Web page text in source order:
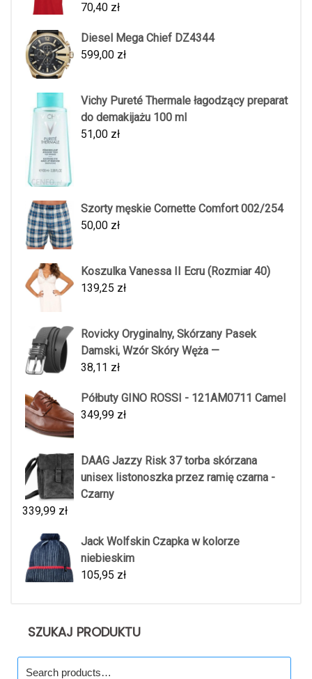
70,40 zł
Diesel Mega Chief DZ4344
599,00 zł
Vichy Pureté Thermale łagodzący preparat
do demakijażu 100 ml
51,00 zł
Szorty męskie Cornette Comfort 002/254
50,00 zł
Koszulka Vanessa II Ecru (Rozmiar 40)
139,25 zł
Rovicky Oryginalny, Skórzany Pasek
Damski, Wzór Skóry Węża —
38,11 zł
Półbuty GINO ROSSI - 121AM0711 Camel
349,99 zł
DAAG Jazzy Risk 37 torba skórzana
unisex listonoszka przez ramię czarna -
Czarny
339,99 zł
Jack Wolfskin Czapka w kolorze
niebieskim
105,95 zł
SZUKAJ PRODUKTU